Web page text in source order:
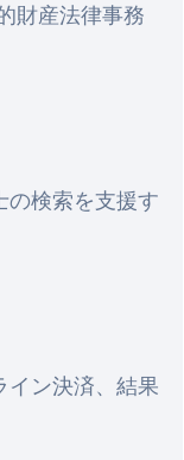
財産法律事務
の検索を支援す
イン決済、結果